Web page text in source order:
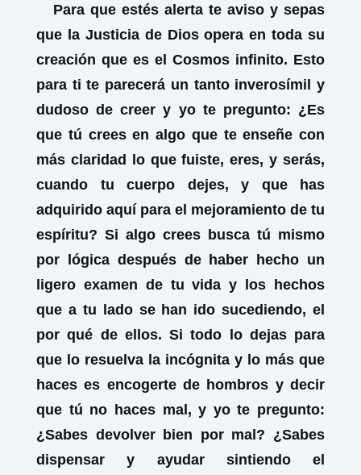
Para que estés alerta te aviso y sepas
que la Justicia de Dios opera en toda su
creación que es el Cosmos infinito. Esto
para ti te parecerá un tanto inverosímil y
dudoso de creer y yo te pregunto: ¿Es
que tú crees en algo que te enseñe con
más claridad lo que fuiste, eres, y serás,
cuando tu cuerpo dejes, y que has
adquirido aquí para el mejoramiento de tu
espíritu? Si algo crees busca tú mismo
por lógica después de haber hecho un
ligero examen de tu vida y los hechos
que a tu lado se han ido sucediendo, el
por qué de ellos. Si todo lo dejas para
que lo resuelva la incógnita y lo más que
haces es encogerte de hombros y decir
que tú no haces mal, y yo te pregunto:
¿Sabes devolver bien por mal? ¿Sabes
dispensar y ayudar sintiendo el